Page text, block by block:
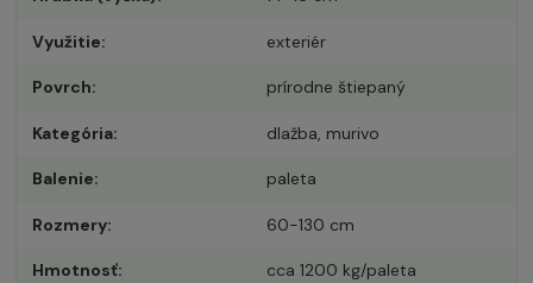
Využitie exteriér
Povrch prírodne štiepaný
Kategória dlažba, murivo
Balenie paleta
Rozmery 60-130 cm
Hmotnosť cca 1200 kg/paleta